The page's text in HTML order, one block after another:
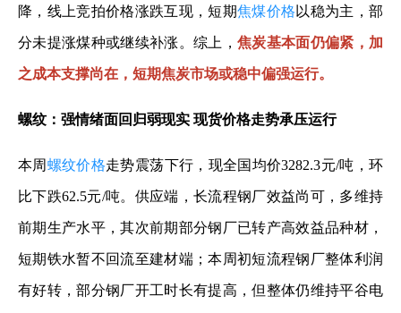
降，线上竞拍价格涨跌互现，短期焦煤价格 以稳为主，部
分未提涨煤种或继续补涨。综上， 焦炭基本面仍偏紧，加
之成本支撑尚在，短期焦炭市场或稳中偏强运行。
螺纹：强情绪面回归弱现实 现货价格走势承压运行
本周螺纹价格走势震荡下行，现全国均价3282.3元/吨，环
比下跌62.5元/吨。供应端，长流程钢厂效益尚可，多维持
前期生产水平，其次前期部分钢厂已转产高效益品种材，
短期铁水暂不回流至建材端；本周初短流程钢厂整体利润
有好转，部分钢厂开工时长有提高，但整体仍维持平谷电